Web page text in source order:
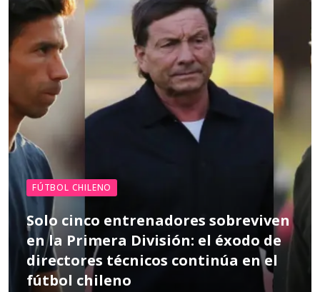
FÚTBOL CHILENO
Solo cinco entrenadores sobreviven
en la Primera División: el éxodo de
directores técnicos continúa en el
fútbol chileno